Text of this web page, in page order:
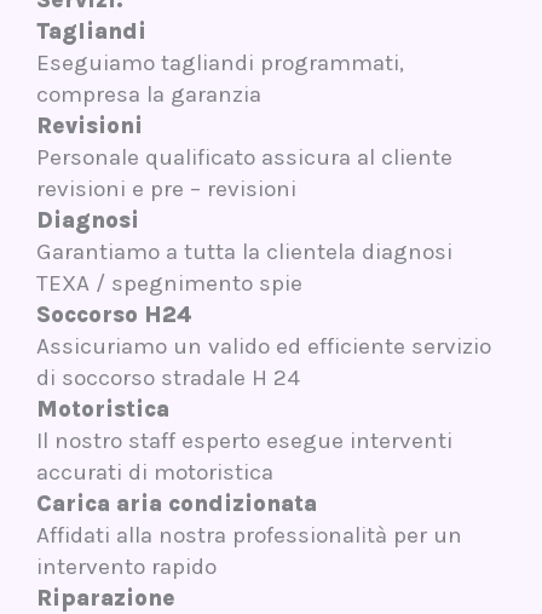
Tagliandi
Eseguiamo tagliandi programmati,
compresa la garanzia
Revisioni
Personale qualificato assicura al cliente
revisioni e pre – revisioni
Diagnosi
Garantiamo a tutta la clientela diagnosi
TEXA / spegnimento spie
Soccorso H24
Assicuriamo un valido ed efficiente servizio
di soccorso stradale H 24
Motoristica
Il nostro staff esperto esegue interventi
accurati di motoristica
Carica aria condizionata
Affidati alla nostra professionalità per un
intervento rapido
Riparazione